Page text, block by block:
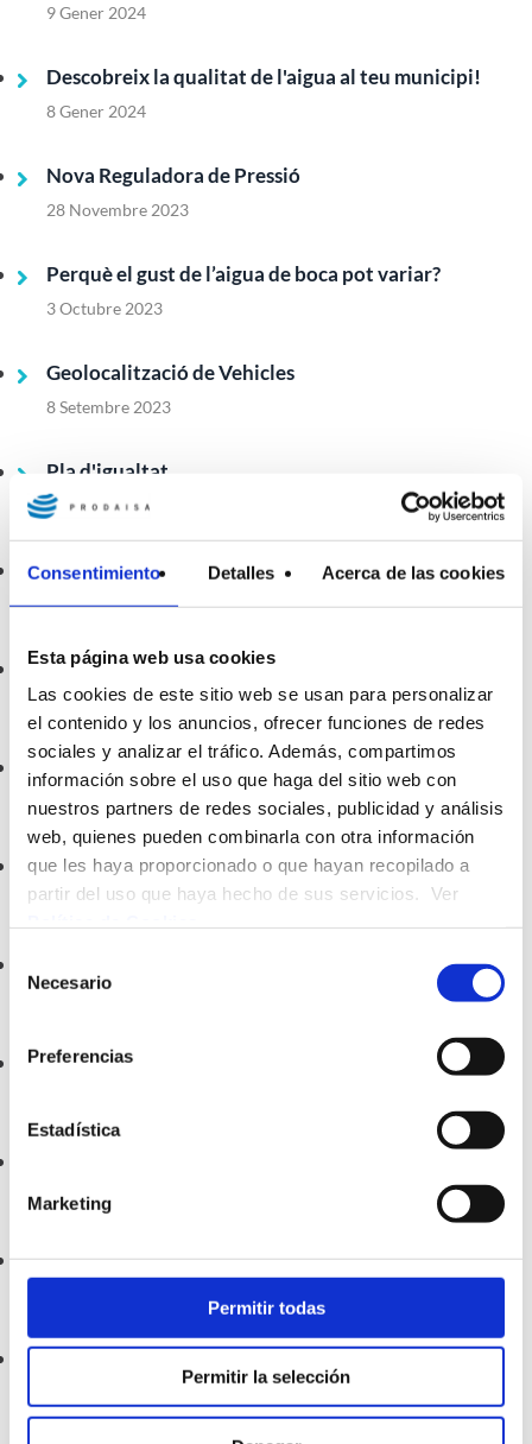
Consentimiento Detalles Acerca de las cookies
Esta página web usa cookies
Las cookies de este sitio web se usan para personalizar
el contenido y los anuncios, ofrecer funciones de redes
sociales y analizar el tráfico. Además, compartimos
información sobre el uso que haga del sitio web con
nuestros partners de redes sociales, publicidad y análisis
web, quienes pueden combinarla con otra información
que les haya proporcionado o que hayan recopilado a
partir del uso que haya hecho de sus servicios. Ver
Necesario
Preferencias
Estadística
Marketing
Permitir todas
Permitir la selección
9 Gener 2024
Descobreix la qualitat de l'aigua al teu municipi!
8 Gener 2024
Nova Reguladora de Pressió
28 Novembre 2023
Perquè el gust de l’aigua de boca pot variar?
3 Octubre 2023
Geolocalització de Vehicles
8 Setembre 2023
Pla d'igualtat
25 Agost 2023
Neteja i desinfecció dels dipòsits d’aigua
6 Juliol 2023
Auditoria externa
5 Maig 2023
Estat dels recursos hídrics
2 Maig 2023
AIR STRIPPING
14 Abril 2023
Dia Mundial de l'Aigua
7 Març 2023
Reial decret de l'aigua